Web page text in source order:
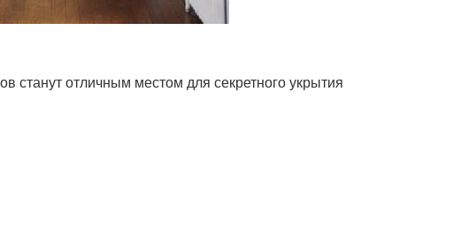
отличным местом для секретного укрытия